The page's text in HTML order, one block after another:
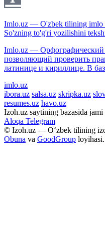
Imlo.uz — O'zbek tilining imlo
So'zning to'g'ri yozilishini
Imlo.uz — Орфографический
позволяющий проверить
латинице и кириллице. В
imlo.uz
ibora.uz salsa.uz skripka.uz
resumes.uz havo.uz
Izoh.uz saytining bazasida jami
Aloqa Telegram
© Izoh.uz — O‘zbek tilining
Obuna va GoodGroup loyihasi.